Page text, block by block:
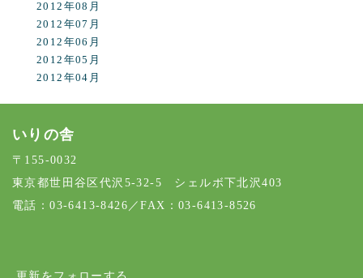
2012年08月
2012年07月
2012年06月
2012年05月
2012年04月
いりの舎
〒155-0032
東京都世田谷区代沢5-32-5 シェルボ下北沢403
電話：03-6413-8426／FAX：03-6413-8526